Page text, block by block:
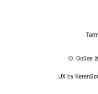
© GoSee
UX by